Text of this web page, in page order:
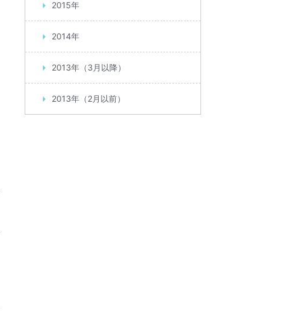
2015年
2014年
2013年（3月以降）
2013年（2月以前）